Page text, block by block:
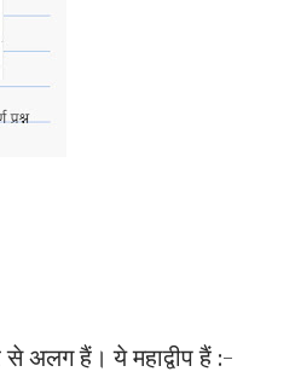
से अलग हैं। ये महाद्वीप हैं :-